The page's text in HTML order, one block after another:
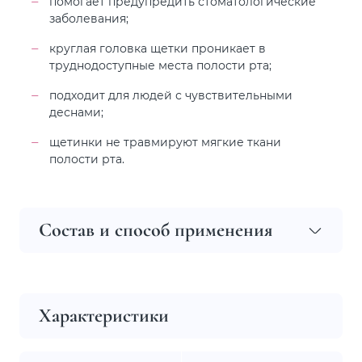
заболевания;
круглая головка щетки проникает в
труднодоступные места полости рта;
подходит для людей с чувствительными
деснами;
щетинки не травмируют мягкие ткани
полости рта.
Состав и способ применения
Характеристики